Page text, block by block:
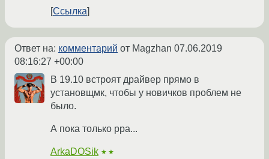
Ссылка
Ответ на: комментарий от Magzhan 07.06.2019
08:16:27 +00:00
В 19.10 встроят драйвер прямо в
установщмк, чтобы у новичков проблем не
было.
А пока только ppa...
ArkaDOSik ★★